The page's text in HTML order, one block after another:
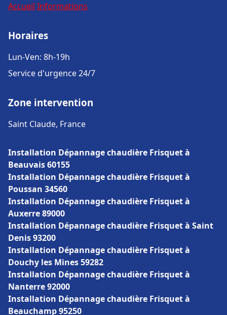
Accueil Informations
Horaires
Lun-Ven: 8h-19h
Service d'urgence 24/7
Zone intervention
Saint Claude, France
Installation Dépannage chaudière Frisquet à
Beauvais 60155
Installation Dépannage chaudière Frisquet à
Poussan 34560
Installation Dépannage chaudière Frisquet à
Auxerre 89000
Installation Dépannage chaudière Frisquet à Saint
Denis 93200
Installation Dépannage chaudière Frisquet à
Douchy les Mines 59282
Installation Dépannage chaudière Frisquet à
Nanterre 92000
Installation Dépannage chaudière Frisquet à
Beauchamp 95250